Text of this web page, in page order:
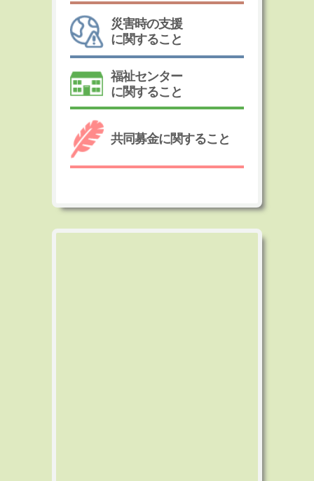
災害時の支援
に関すること
福祉センター
に関すること
共同募金に関すること